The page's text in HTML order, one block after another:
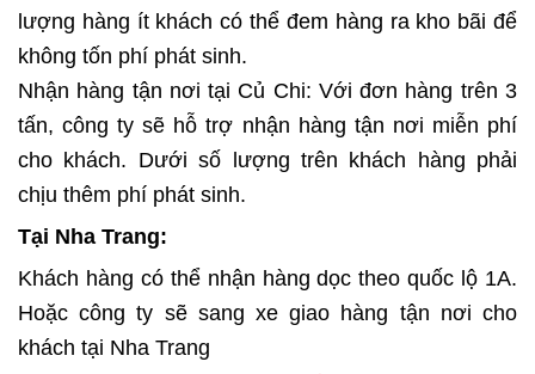
lượng hàng ít khách có thể đem hàng ra kho bãi để
không tốn phí phát sinh.
Nhận hàng tận nơi tại Củ Chi: Với đơn hàng trên 3
tấn, công ty sẽ hỗ trợ nhận hàng tận nơi miễn phí
cho khách. Dưới số lượng trên khách hàng phải
chịu thêm phí phát sinh.
Tại Nha Trang:
Khách hàng có thể nhận hàng dọc theo quốc lộ 1A.
Hoặc công ty sẽ sang xe giao hàng tận nơi cho
khách tại Nha Trang